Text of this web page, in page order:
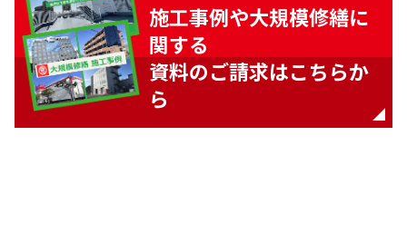
施工事例や大規模修繕に
関する
資料のご請求はこちらか
ら